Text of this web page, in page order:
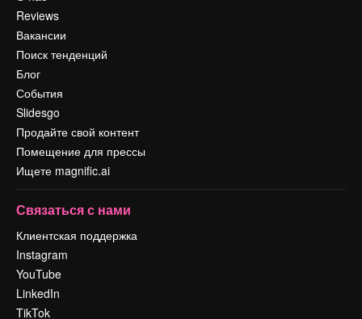
Reviews
Вакансии
Поиск тенденций
Блог
События
Slidesgo
Продайте свой контент
Помещение для прессы
Ищете magnific.ai
Связаться с нами
Клиентская поддержка
Instagram
YouTube
LinkedIn
TikTok